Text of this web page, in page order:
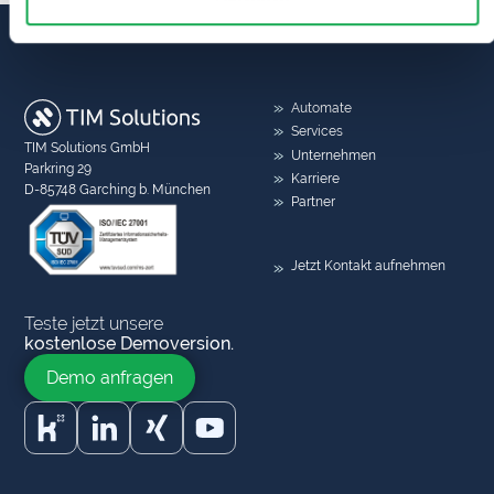
TIM Solutions GmbH
Parkring 29
D-85748 Garching b. München
Automate
Services
Unternehmen
Karriere
Partner
Jetzt Kontakt aufnehmen
Teste jetzt unsere
kostenlose Demoversion.
Demo anfragen